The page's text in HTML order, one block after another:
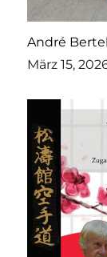
André
März 15,